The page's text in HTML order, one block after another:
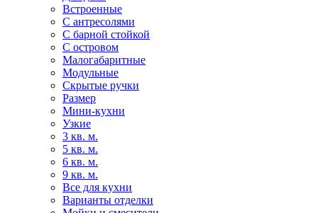
Встроенные
С антресолями
С барной стойкой
С островом
Малогабаритные
Модульные
Скрытые ручки
Размер
Мини-кухни
Узкие
3 кв. м.
5 кв. м.
6 кв. м.
9 кв. м.
Все для кухни
Варианты отделки